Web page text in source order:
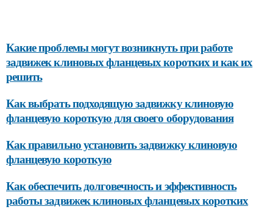
Какие проблемы могут возникнуть при работе
задвижек клиновых фланцевых коротких и как их
решить
Как выбрать подходящую задвижку клиновую
фланцевую короткую для своего оборудования
Как правильно установить задвижку клиновую
фланцевую короткую
Как обеспечить долговечность и эффективность
работы задвижек клиновых фланцевых коротких